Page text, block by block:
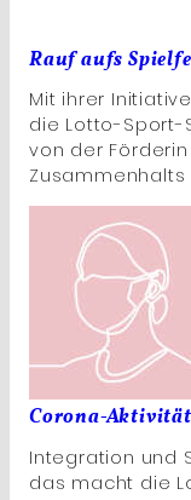
Rauf aufs
Mit ihrer
die Lotto-Sport-
von der
Zusammenhalts
Corona-
Integration und
das macht die